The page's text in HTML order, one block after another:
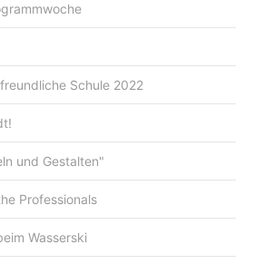
Schule 2022
und Gestalten"
Professionals
Wasserski